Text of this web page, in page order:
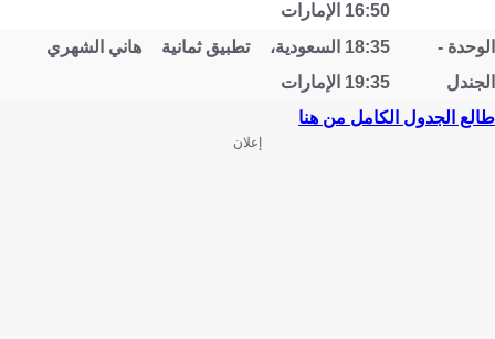
16:50 الإمارات
الوحدة -
الجندل
18:35 السعودية،
19:35 الإمارات
تطبيق ثمانية هاني الشهري
طالع الجدول الكامل من هنا
إعلان